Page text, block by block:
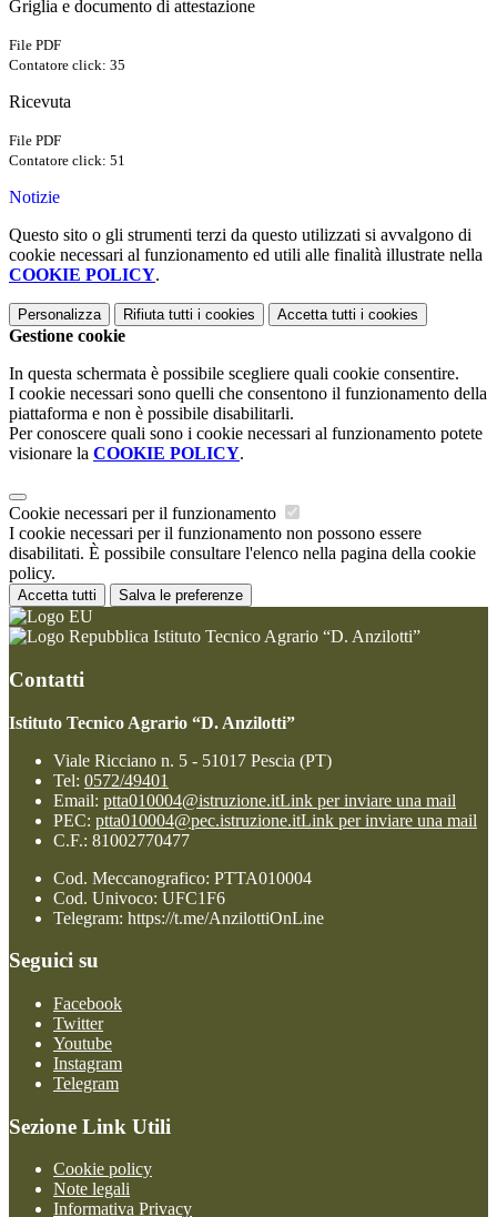
Griglia e documento di attestazione
File PDF
Contatore click: 35
Ricevuta
File PDF
Contatore click: 51
Notizie
Questo sito o gli strumenti terzi da questo utilizzati si avvalgono di
cookie necessari al funzionamento ed utili alle finalità illustrate nella
COOKIE POLICY.
Personalizza Rifiuta tutti i cookies Accetta tutti i cookies
Gestione cookie
In questa schermata è possibile scegliere quali cookie consentire.
I cookie necessari sono quelli che consentono il funzionamento della
piattaforma e non è possibile disabilitarli.
Per conoscere quali sono i cookie necessari al funzionamento potete
visionare la COOKIE POLICY.
Cookie necessari per il funzionamento
I cookie necessari per il funzionamento non possono essere
disabilitati. È possibile consultare l'elenco nella pagina della cookie
policy.
Accetta tutti Salva le preferenze
Istituto Tecnico Agrario “D. Anzilotti”
Contatti
Istituto Tecnico Agrario “D. Anzilotti”
Viale Ricciano n. 5 - 51017 Pescia (PT)
Tel: 0572/49401
Email: ptta010004@istruzione.itLink per inviare una mail
PEC: ptta010004@pec.istruzione.itLink per inviare una mail
C.F.: 81002770477
Cod. Meccanografico: PTTA010004
Cod. Univoco: UFC1F6
Telegram: https://t.me/AnzilottiOnLine
Seguici su
Facebook
Twitter
Youtube
Instagram
Telegram
Sezione Link Utili
Cookie policy
Note legali
Informativa Privacy